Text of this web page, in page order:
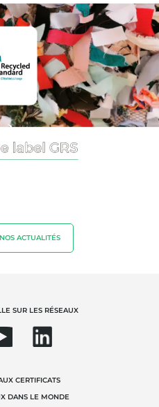
ACTUALITÉS
SUR LES RÉSEAUX
CERTIFICATS
DANS LE MONDE